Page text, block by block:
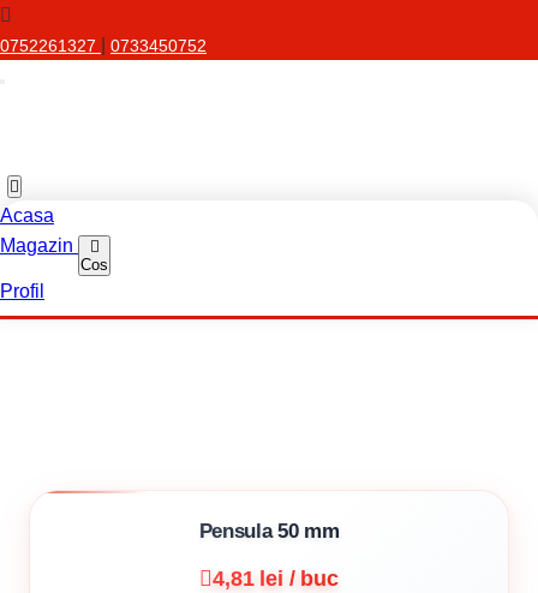
0752261327 0733450752
Acasa
Magazin
Cos
Profil
Pensula 50 mm
4,81 lei / buc